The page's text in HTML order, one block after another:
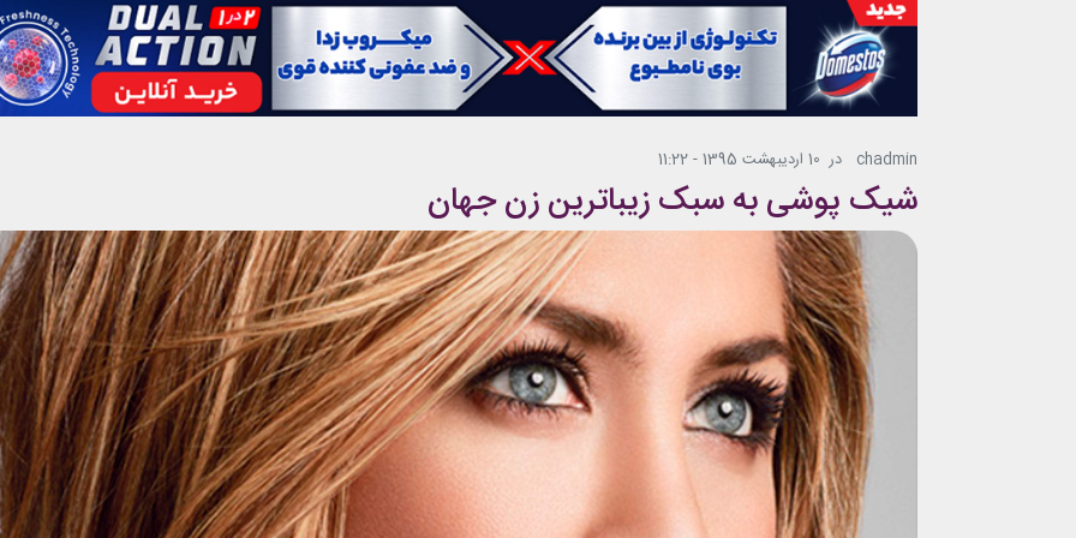
chadmin در 10 اردیبهشت 1395 - 11:22
شیک پوشی به سبک زیباترین زن جهان